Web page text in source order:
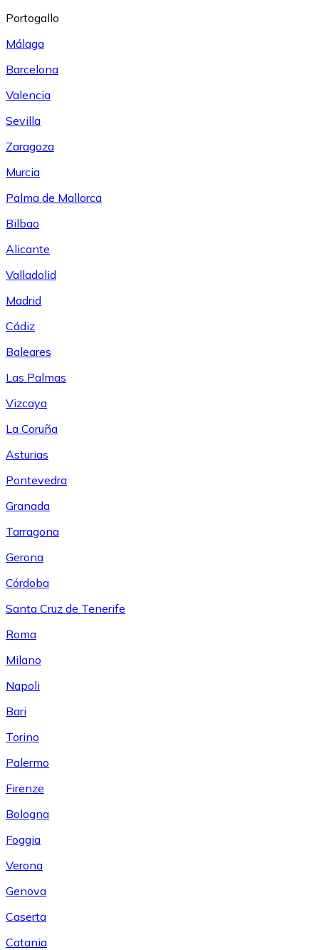
Portogallo
Málaga
Barcelona
Valencia
Sevilla
Zaragoza
Murcia
Palma de Mallorca
Bilbao
Alicante
Valladolid
Madrid
Cádiz
Baleares
Las Palmas
Vizcaya
La Coruña
Asturias
Pontevedra
Granada
Tarragona
Gerona
Córdoba
Santa Cruz de Tenerife
Roma
Milano
Napoli
Bari
Torino
Palermo
Firenze
Bologna
Foggia
Verona
Genova
Caserta
Catania